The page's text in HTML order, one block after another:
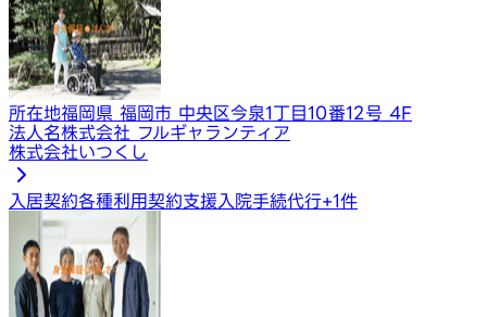
所在地福岡県 福岡市 中央区今泉1丁目10番12号 4F
法人名株式会社 フルギャランティア
株式会社いつくし
入居契約​​​各種利用契約支援入院手続代行+1件